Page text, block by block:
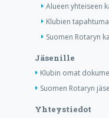
Alueen yhteiseen
Klubien
Suomen Rotaryn
Jäsenille
Klubin omat
Suomen Rotaryn
Yhteystiedot